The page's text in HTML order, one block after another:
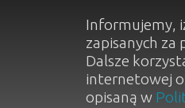
Informujemy,
zapisanych
Dalsze
internetowej
opisaną w